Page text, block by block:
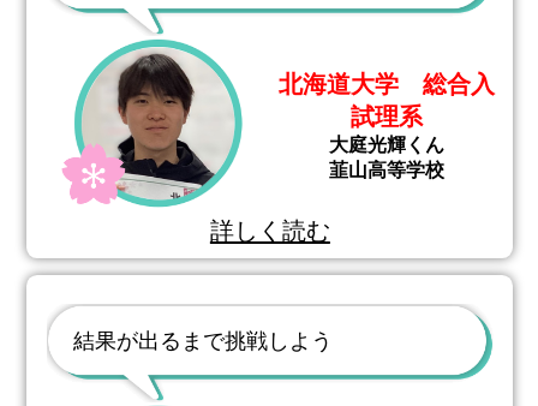
北海道大学 総合入
試理系
大庭光輝くん
韮山高等学校
詳しく読む
結果が出るまで挑戦しよう